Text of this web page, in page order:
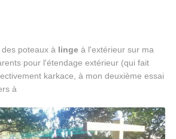
poteaux à lingeà l'extérieur sur ma
pour l'étendage extérieur (qui fait
karkace, à mon deuxième essai
à